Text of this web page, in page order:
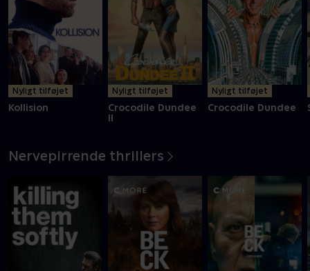
Nyligt tilføjet
Kollision
Nyligt tilføjet
Crocodile Dundee
II
Nyligt tilføjet
Crocodile Dundee
Nervepirrende thrillers